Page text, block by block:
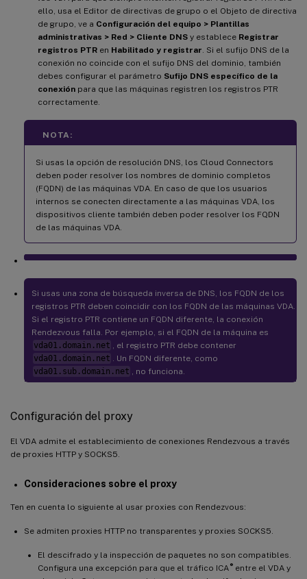
ello, usa el Editor de directivas de grupo o el Objeto de directiva
de grupo, ve a Configuración del equipo > Plantillas
administrativas > Red > Cliente DNS y establece Registrar
registros PTR en Habilitado y registrar . Si el sufijo DNS de la
conexión no coincide con el sufijo DNS del dominio, también
debes configurar el parámetro Sufijo DNS específico de la
conexión para que las máquinas registren los registros PTR
correctamente.
NOTA:
Si usas la opción de resolución DNS, los Cloud Connectors
deben poder resolver los nombres de dominio completos
(FQDN) de las máquinas VDA. En caso de que los usuarios
internos se conecten directamente a las máquinas VDA, los
dispositivos cliente también deben poder resolver los FQDN
de las máquinas VDA.
Si usas una zona de búsqueda inversa de DNS, los FQDN de los
registros PTR deben coincidir con los FQDN de las máquinas VDA.
Si el registro PTR contiene un FQDN diferente, la conexión
Rendezvous falla. Por ejemplo, si el FQDN de la máquina es
vda01.domain.net
, el registro PTR debe contener
vda01.domain.net
. Un FQDN diferente, como
vda01.sub.domain.net
, no funciona.
Configuración del proxy
El VDA admite el establecimiento de conexiones Rendezvous a través
de proxies HTTP y SOCKS5.
Consideraciones sobre el proxy
Ten en cuenta lo siguiente al usar proxies con Rendezvous:
Se admiten proxies HTTP no transparentes y proxies SOCKS5.
El descifrado y la inspección de paquetes no son compatibles.
Configura una excepción para que el tráfico ICA ®entre el VDA y